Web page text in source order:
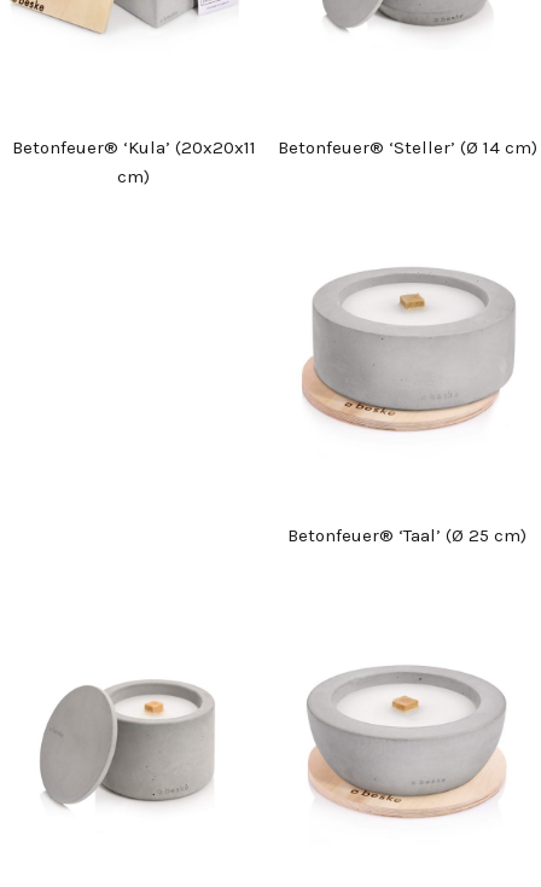
Betonfeuer® ‘Kula’ (20x20x11
cm)
Betonfeuer® ‘Steller’ (Ø 14 cm)
Betonfeuer® ‘Taal’ (Ø 25 cm)